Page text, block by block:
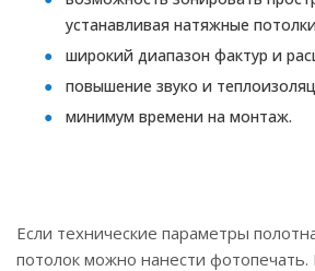
устанавливая натяжные
широкий диапазон фактур и
повышение звуко и
минимум времени на монтаж.
Если технические параметры
потолок можно нанести